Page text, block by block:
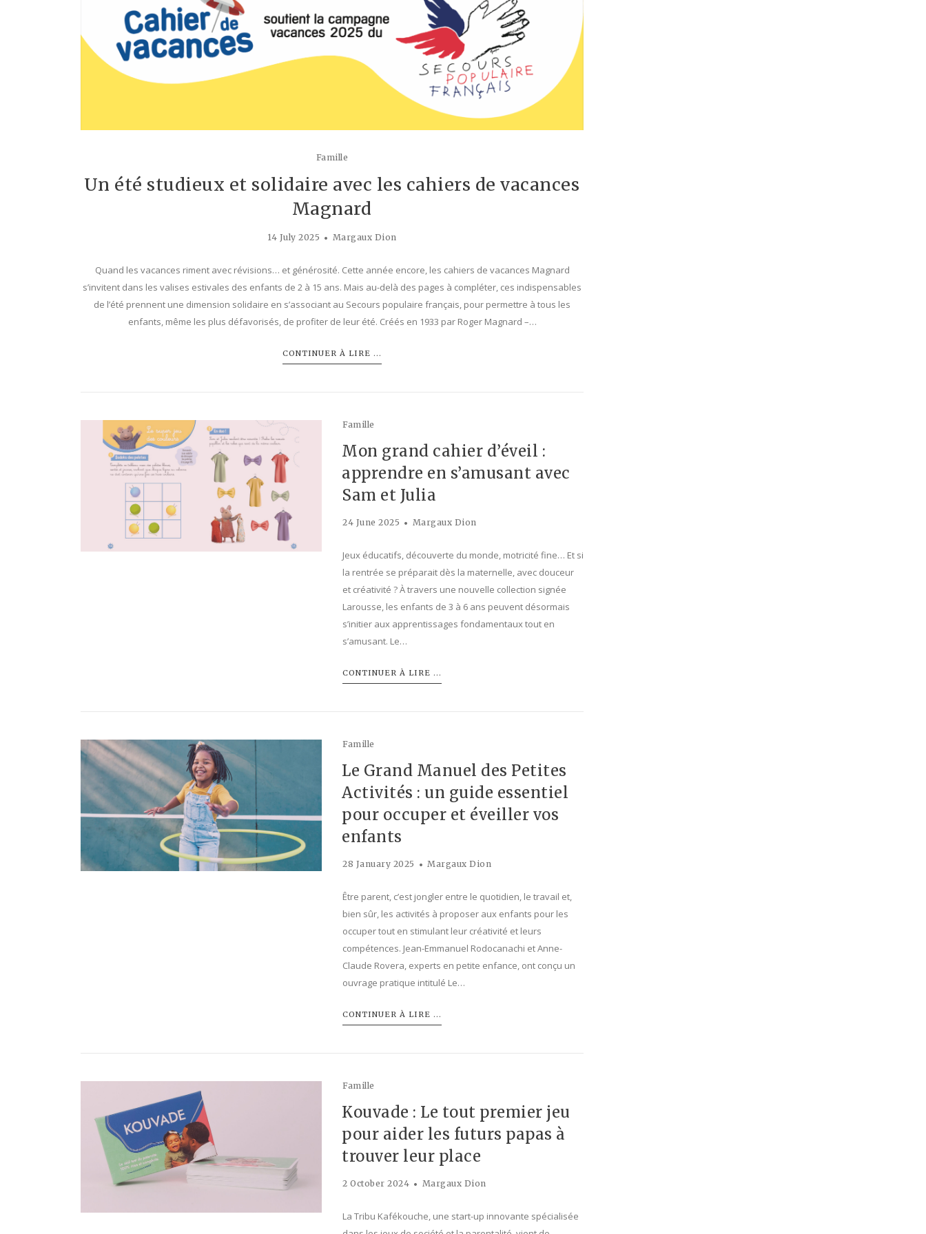
Famille
Un été studieux et solidaire avec les cahiers de vacances
Magnard
14 July 2025 Margaux Dion
Quand les vacances riment avec révisions… et générosité. Cette année encore, les cahiers de vacances Magnard
s’invitent dans les valises estivales des enfants de 2 à 15 ans. Mais au-delà des pages à compléter, ces indispensables
de l’été prennent une dimension solidaire en s’associant au Secours populaire français, pour permettre à tous les
enfants, même les plus défavorisés, de profiter de leur été. Créés en 1933 par Roger Magnard –…
CONTINUER À LIRE ...
Famille
Mon grand cahier d’éveil :
apprendre en s’amusant avec
Sam et Julia
24 June 2025 Margaux Dion
Jeux éducatifs, découverte du monde, motricité fine… Et si
la rentrée se préparait dès la maternelle, avec douceur
et créativité ? À travers une nouvelle collection signée
Larousse, les enfants de 3 à 6 ans peuvent désormais
s’initier aux apprentissages fondamentaux tout en
s’amusant. Le…
CONTINUER À LIRE ...
Famille
Le Grand Manuel des Petites
Activités : un guide essentiel
pour occuper et éveiller vos
enfants
28 January 2025 Margaux Dion
Être parent, c’est jongler entre le quotidien, le travail et,
bien sûr, les activités à proposer aux enfants pour les
occuper tout en stimulant leur créativité et leurs
compétences. Jean-Emmanuel Rodocanachi et Anne-
Claude Rovera, experts en petite enfance, ont conçu un
ouvrage pratique intitulé Le…
CONTINUER À LIRE ...
Famille
Kouvade : Le tout premier jeu
pour aider les futurs papas à
trouver leur place
2 October 2024 Margaux Dion
La Tribu Kafékouche, une start-up innovante spécialisée